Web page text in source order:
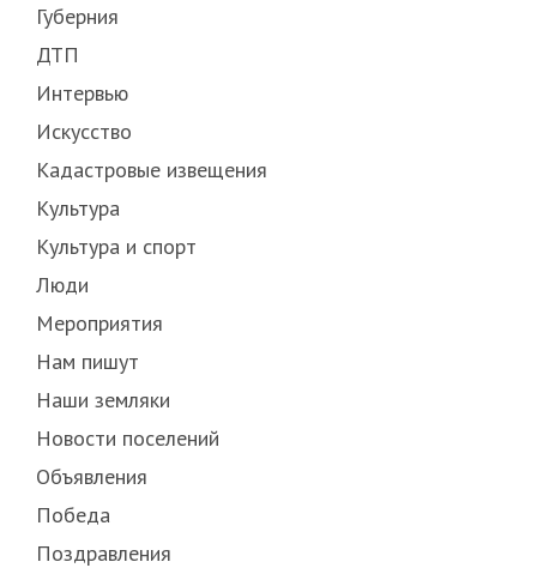
Губерния
ДТП
Интервью
Искусство
Кадастровые извещения
Культура
Культура и спорт
Люди
Мероприятия
Нам пишут
Наши земляки
Новости поселений
Объявления
Победа
Поздравления